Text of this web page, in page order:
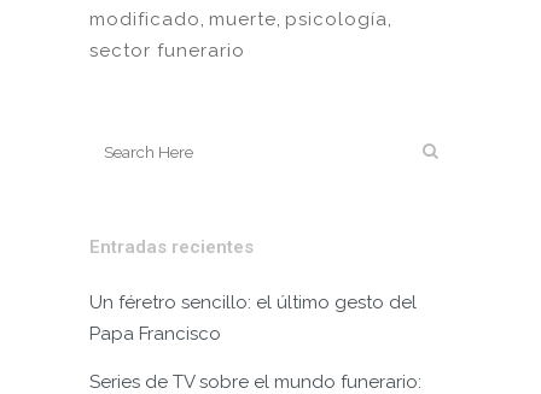
modificado, muerte, psicología,
sector funerario
Entradas recientes
Un féretro sencillo: el último gesto del
Papa Francisco
Series de TV sobre el mundo funerario: